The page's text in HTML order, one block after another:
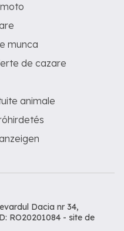
munca
de cazare
animale
Dacia nr 34,
RO20201084 - site de